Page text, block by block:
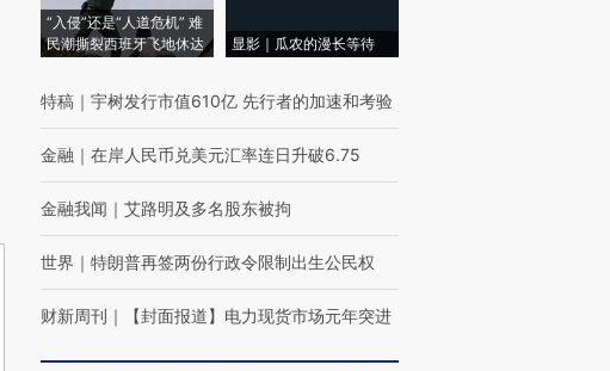
“入侵”还是“人道危机” 难
民潮撕裂西班牙飞地休达
显影｜瓜农的漫长等待
特稿 ｜ 宇树发行市值610亿 先行者的加速和考验
金融 ｜ 在岸人民币兑美元汇率连日升破6.75
金融我闻 ｜ 艾路明及多名股东被拘
世界 ｜ 特朗普再签两份行政令限制出生公民权
财新周刊 ｜ 【封面报道】电力现货市场元年突进